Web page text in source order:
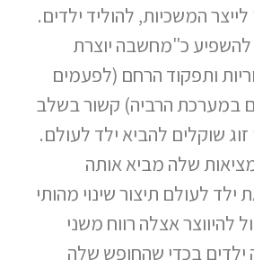
לייצר המשכיות, להוליד ילדים.
להשפיע כ"מחשבה יוצרת
ותפקוד הרחם (לפעמים
במערכת הרביה) קשור בשלב
שוקלים להביא ילד לעולם.
שלה מביא אותה
לעולם תיצור שינוי מהותי
להיווצר אצלה רווח משני
ילדים בכדי שהחופש שלה